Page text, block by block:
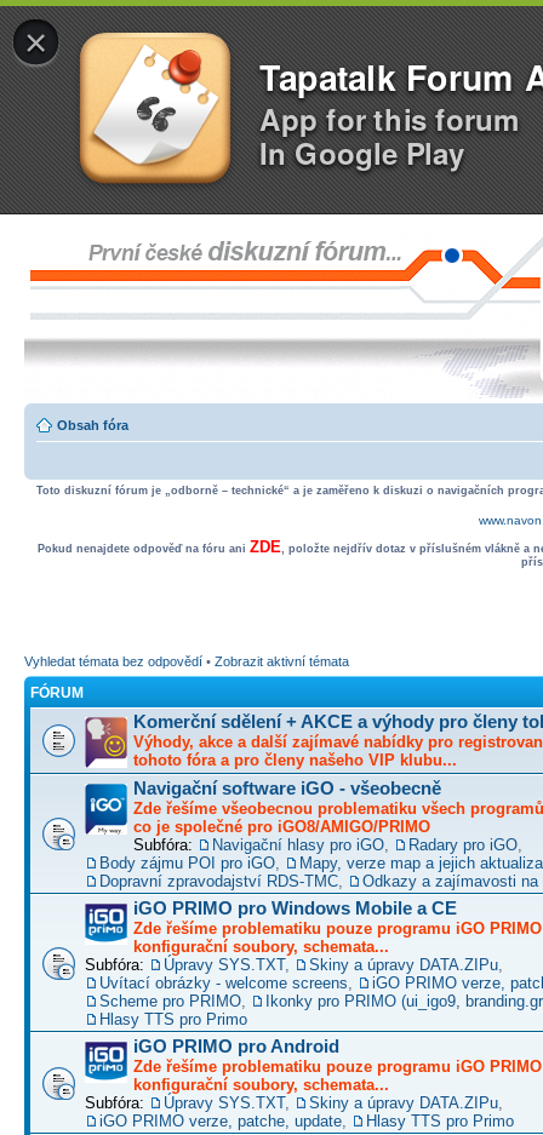
×
Tapatalk Forum
App for this forum
In Google Play
Obsah fóra
Toto diskuzní fórum je „odborně – technické“ a je zaměřeno k diskuzi o navigačních
Pokud nenajdete odpověď na fóru ani ZDE, položte nejdřív dotaz v příslušném vlákně a
Vyhledat témata bez odpovědí • Zobrazit aktivní témata
FÓRUM
Komerční sdělení + AKCE a výhody pro členy
Výhody, akce a další zajímavé nabídky pro
tohoto fóra a pro členy našeho VIP klubu...
Navigační software iGO - všeobecně
Zde řešíme všeobecnou problematiku všech
co je společné pro iGO8/AMIGO/PRIMO
Subfóra:
Navigační hlasy pro iGO Radary pro iGO
Body zájmu POI pro iGO
Mapy, verze map a jejich
Dopravní zpravodajství RDS-TMC
Odkazy a zajímavosti na
iGO PRIMO pro Windows Mobile a CE
Zde řešíme problematiku pouze programu iGO
konfigurační soubory, schemata...
Subfóra:
Úpravy SYS.TXT, Skiny a úpravy DATA.ZIPu
Uvítací obrázky - welcome screens
iGO PRIMO verze,
Scheme pro PRIMO
Ikonky pro PRIMO (ui_igo9,
Hlasy TTS pro Primo
iGO PRIMO pro Android
Zde řešíme problematiku pouze programu iGO
konfigurační soubory, schemata...
Subfóra:
Úpravy SYS.TXT, Skiny a úpravy DATA.ZIPu
iGO PRIMO verze, patche, update
Hlasy TTS pro Primo